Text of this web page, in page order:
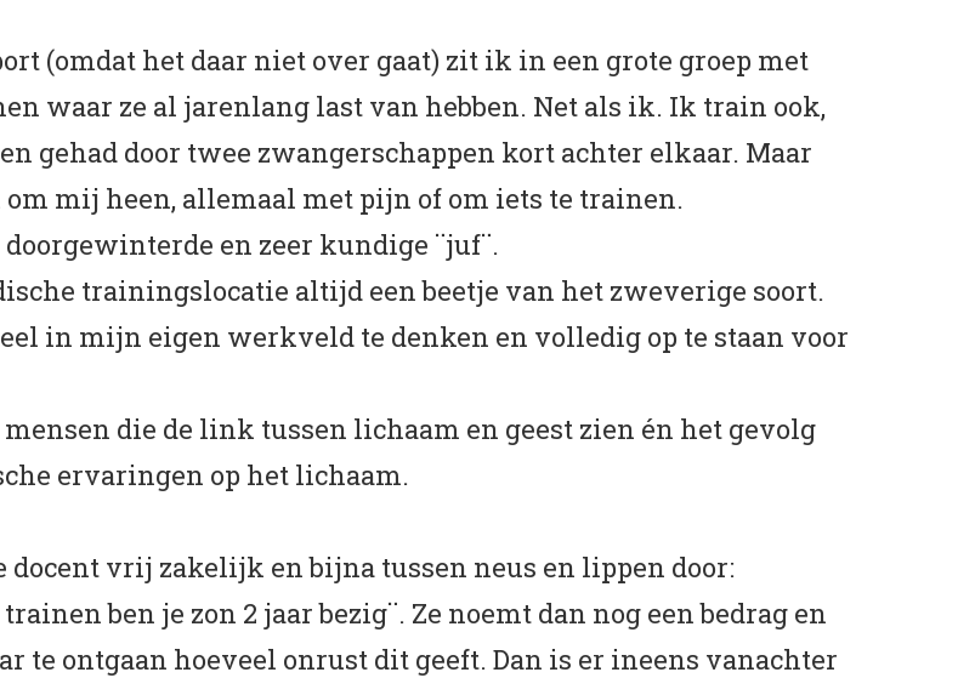
(omdat het daar niet over gaat) zit ik in een grote groep met
waar ze al jarenlang last van hebben. Net als ik. Ik train ook,
gehad door twee zwangerschappen kort achter elkaar. Maar
mij heen, allemaal met pijn of om iets te trainen.
en zeer kundige ¨juf¨.
trainingslocatie altijd een beetje van het zweverige soort.
in mijn eigen werkveld te denken en volledig op te staan voor
die de link tussen lichaam en geest zien én het gevolg
ervaringen op het lichaam.
docent vrij zakelijk en bijna tussen neus en lippen door:
ben je zon 2 jaar bezig¨. Ze noemt dan nog een bedrag en
te ontgaan hoeveel onrust dit geeft. Dan is er ineens vanachter